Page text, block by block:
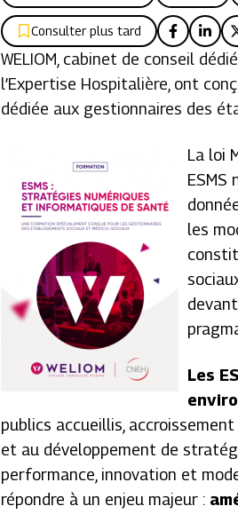
Consulter plus tard
WELIOM, cabinet de conseil
l’Expertise Hospitalière, ont
dédiée aux gestionnaires des
La loi
ESMS
les
Les
publics accueillis,
et au développement de
performance, innovation et
répondre à un enjeu majeur :